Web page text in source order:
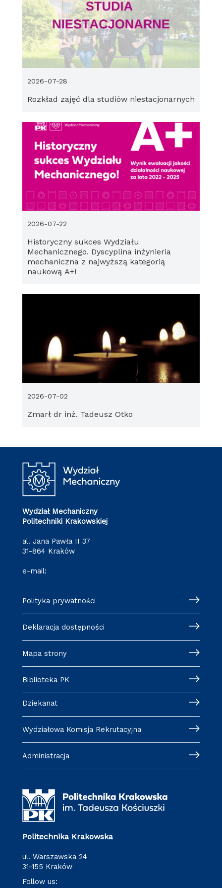
Rozkład zajęć dla studiów niestacjonarnych
2026-07-28
Historyczny sukces Wydziału
Mechanicznego. Dyscyplina inżynieria
mechaniczna z najwyższą kategorią
naukową A+!
2026-07-22
Zmarł dr inż. Tadeusz Otko
2026-07-02
Wydział Mechaniczny
Politechniki Krakowskiej
al. Jana Pawła II 37
31-864 Kraków
e-mail:
Polityka prywatności
Deklaracja dostępności
Mapa strony
Biblioteka PK
Dziekanat
Wydziałowa Komisja Rekrutacyjna
Administracja
Politechnika Krakowska
ul. Warszawska 24
31-155 Kraków
Follow us: